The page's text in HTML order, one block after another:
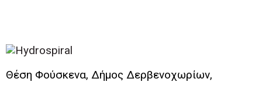
Θέση Φούσκενα, Δήμος Δερβενοχωρίων,